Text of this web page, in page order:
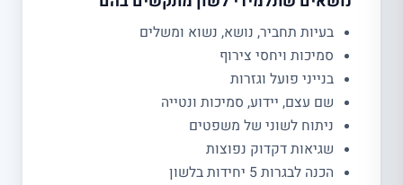
בעיות תחביר, נושא, נשוא ומשלים
סמיכות ויחסי צירוף
בנייני פועל וגזרות
שם עצם, יידוע, סמיכות ונטייה
ניתוח לשוני של משפטים
שגיאות דקדוק נפוצות
הכנה לבגרות 5 יחידות בלשון